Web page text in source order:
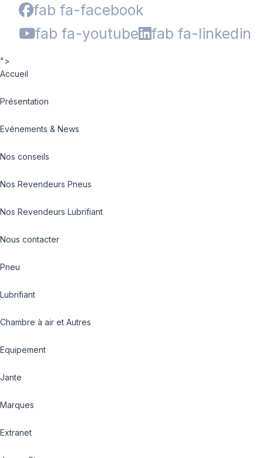
fab fa-facebook
fab fa-youtube
fab fa-linkedin
">
Accueil
Présentation
Evénements & News
Nos conseils
Nos Revendeurs Pneus
Nos Revendeurs Lubrifiant
Nous contacter
Pneu
Lubrifiant
Chambre à air et Autres
Equipement
Jante
Marques
Extranet